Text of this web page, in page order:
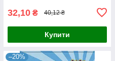
32,10 ₴ 40,12 ₴
Купити
–20%